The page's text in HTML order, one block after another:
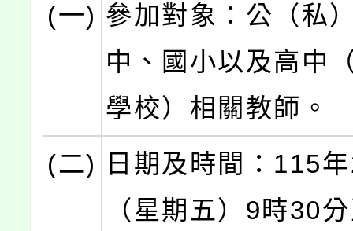
(一) 參加對象：公（私
中、國小以及高中
學校）相關教師。
(二)
日期及時間：115
（星期五）9時30